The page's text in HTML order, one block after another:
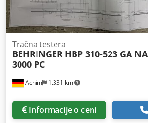
Achim 1.331 km
Tračna testera
BEHRINGER HBP 310-523 GA NA
3000 PC
Informacije o ceni